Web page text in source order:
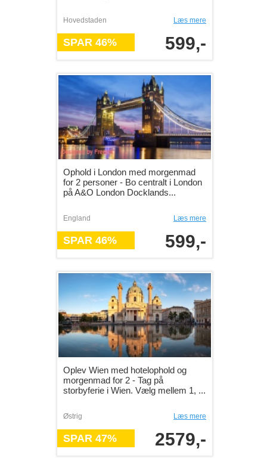
Hovedstaden Læs mere
SPAR 46% 599,-
Ophold i London med morgenmad
for 2 personer - Bo centralt i London
på A&O London Docklands...
England Læs mere
SPAR 46% 599,-
Oplev Wien med hotelophold og
morgenmad for 2 - Tag på
storbyferie i Wien. Vælg mellem 1, ...
Østrig Læs mere
SPAR 47% 2579,-